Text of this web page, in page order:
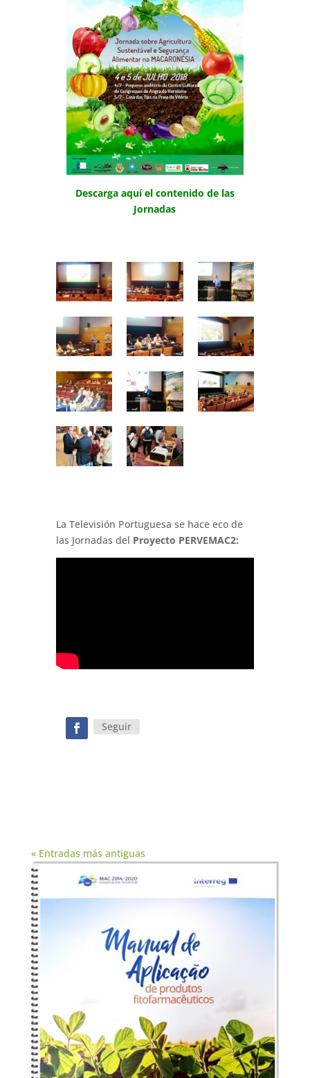
Descarga aquí el contenido de las
Jornadas
La Televisión Portuguesa se hace eco de
las Jornadas del Proyecto PERVEMAC2:
Seguir
« Entradas más antiguas